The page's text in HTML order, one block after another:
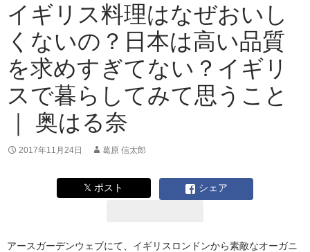
林
檎
の
ク
ラ
ン
ル」
Banana
イギリス料理はなぜおいし
くないの？日本は高い品質
を求めすぎてない？イギリ
スで暮らしてみて思うこと
｜ 奥はる奈
2017年11月24日 葛原 信太郎
𝕏 ポスト シェア
アースガーデンウェブにて、イギリスロンドンから素敵なオーガニ